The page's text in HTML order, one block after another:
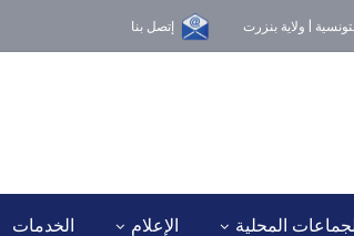
| ولاية بنزرت إتصل بنا
المحلية الإعلام الخدمات